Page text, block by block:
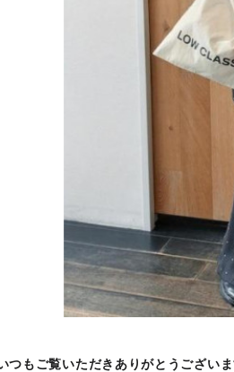
つもご覧いただきありがとうございま